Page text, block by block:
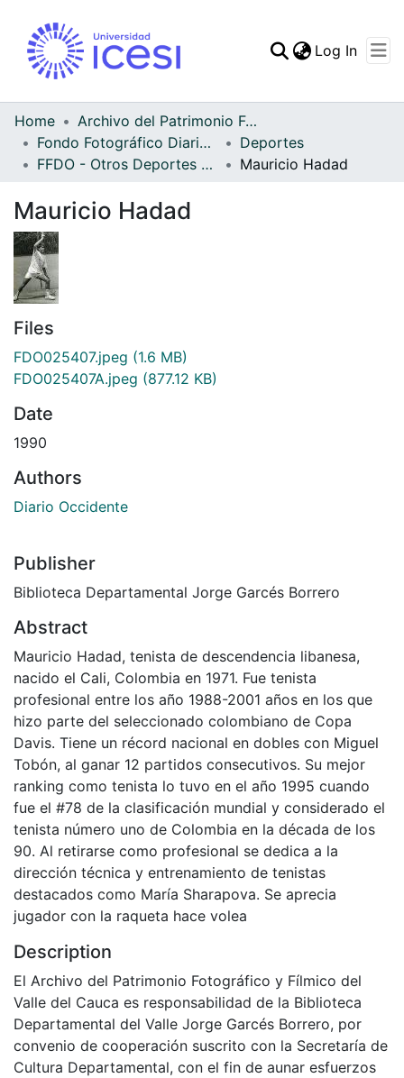
Statistics
Log In
Home
Archivo del Patrimonio Fotográfico y Fílmico del Valle del Cauca
Fondo Fotográfico Diario Occidente
Deportes
FFDO - Otros Deportes - Patrimonial
Mauricio Hadad
Mauricio Hadad
Files
FDO025407.jpeg (1.6 MB)
FDO025407A.jpeg (877.12 KB)
Date
1990
Authors
Diario Occidente
Publisher
Biblioteca Departamental Jorge Garcés Borrero
Abstract
Mauricio Hadad, tenista de descendencia libanesa,
nacido el Cali, Colombia en 1971. Fue tenista
profesional entre los año 1988-2001 años en los que
hizo parte del seleccionado colombiano de Copa
Davis. Tiene un récord nacional en dobles con Miguel
Tobón, al ganar 12 partidos consecutivos. Su mejor
ranking como tenista lo tuvo en el año 1995 cuando
fue el #78 de la clasificación mundial y considerado el
tenista número uno de Colombia en la década de los
90. Al retirarse como profesional se dedica a la
dirección técnica y entrenamiento de tenistas
destacados como María Sharapova. Se aprecia
jugador con la raqueta hace volea
Description
El Archivo del Patrimonio Fotográfico y Fílmico del
Valle del Cauca es responsabilidad de la Biblioteca
Departamental del Valle Jorge Garcés Borrero, por
convenio de cooperación suscrito con la Secretaría de
Cultura Departamental, con el fin de aunar esfuerzos